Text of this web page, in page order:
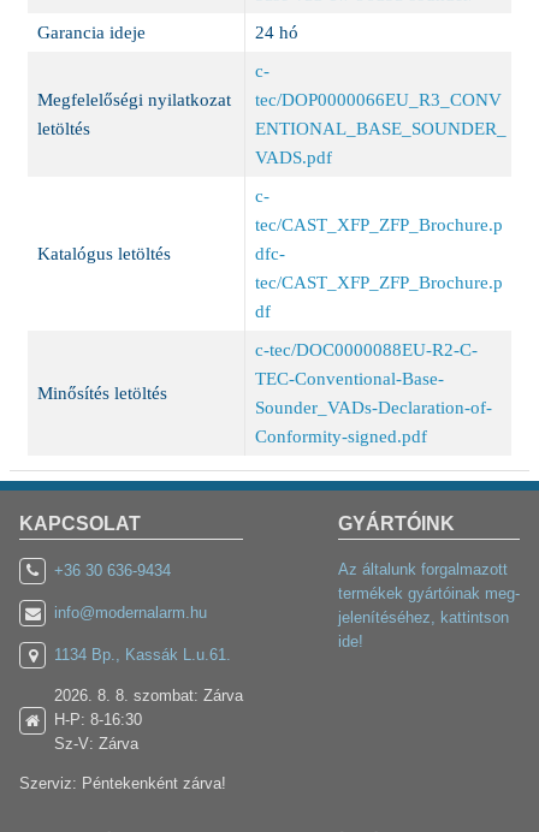
Garancia ideje
24 hó
Megfelelőségi nyilatkozat
letöltés
c-
tec/DOP0000066EU_R3_CONV
ENTIONAL_BASE_SOUNDER_
VADS.pdf
Katalógus letöltés
c-
tec/CAST_XFP_ZFP_Brochure.p
dfc-
tec/CAST_XFP_ZFP_Brochure.p
df
Minősítés letöltés
c-tec/DOC0000088EU-R2-C-
TEC-Conventional-Base-
Sounder_VADs-Declaration-of-
Conformity-signed.pdf
KAPCSOLAT
+36 30 636-9434
info@modernalarm.hu
1134 Bp., Kassák L.u.61.
2026. 8. 8. szombat: Zárva
H-P: 8-16:30
Sz-V: Zárva
Szerviz: Péntekenként zárva!
GYÁRTÓINK
Az általunk forgalmazott
termékek gyártóinak meg-
jelenítéséhez, kattintson
ide!